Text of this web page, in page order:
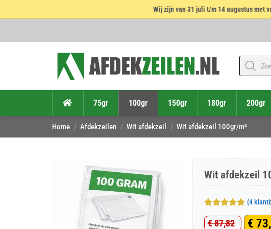
Wij zijn van 31 juli t/m 14 augustus met
Producten
zoeken
75gr 100gr 150gr 180gr 200gr
Home / Afdekzeilen / Wit afdekzeil / Wit afdekzeil 100gr/m²
Wit afdekzeil
Gewaardeerd
5op 5
4
(4
€87,82 €